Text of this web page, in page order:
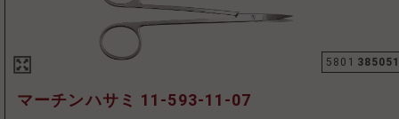
5801
マーチンハサミ 11-593-11-07